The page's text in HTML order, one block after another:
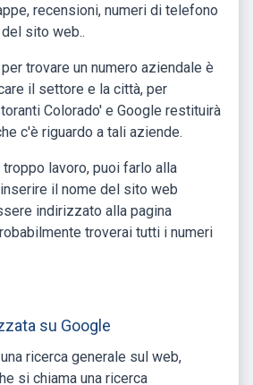
recensioni, numeri di telefono
sito web..
trovare un numero aziendale è
il settore e la città, per
Colorado' e Google restituirà
c'è riguardo a tali aziende.
lavoro, puoi farlo alla
il nome del sito web
indirizzato alla pagina
troverai tutti i numeri
su Google
ricerca generale sul web,
si chiama una ricerca